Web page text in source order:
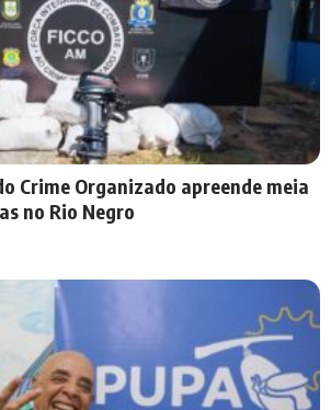
Crime Organizado apreende meia
no Rio Negro